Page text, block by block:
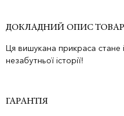
ДОКЛАДНИЙ ОПИС
Ця вишукана прикраса
незабутньої історії!
ГАРАНТІЯ